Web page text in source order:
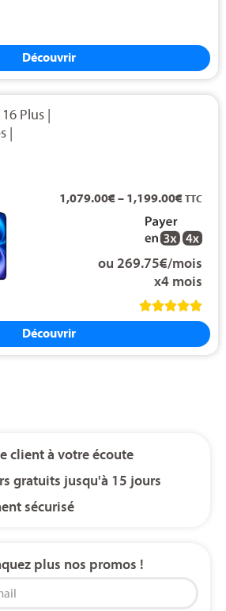
Découvrir
Plus |
|
1,079.00€– 1,199.00€TTC
ou 269.75€/mois
x4 mois

Découvrir
client à votre écoute
gratuits jusqu'à 15 jours
sécurisé
plus nos promos !